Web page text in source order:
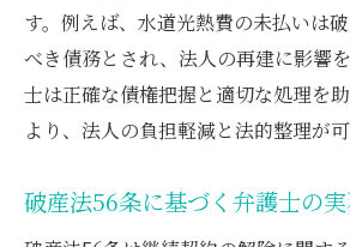
す。例えば、水道光熱費の未払いは
べき債務とされ、法人の再建に影響
士は正確な債権把握と適切な処理を
より、法人の負担軽減と法的整理が可
破産法56条に基づく弁護士の